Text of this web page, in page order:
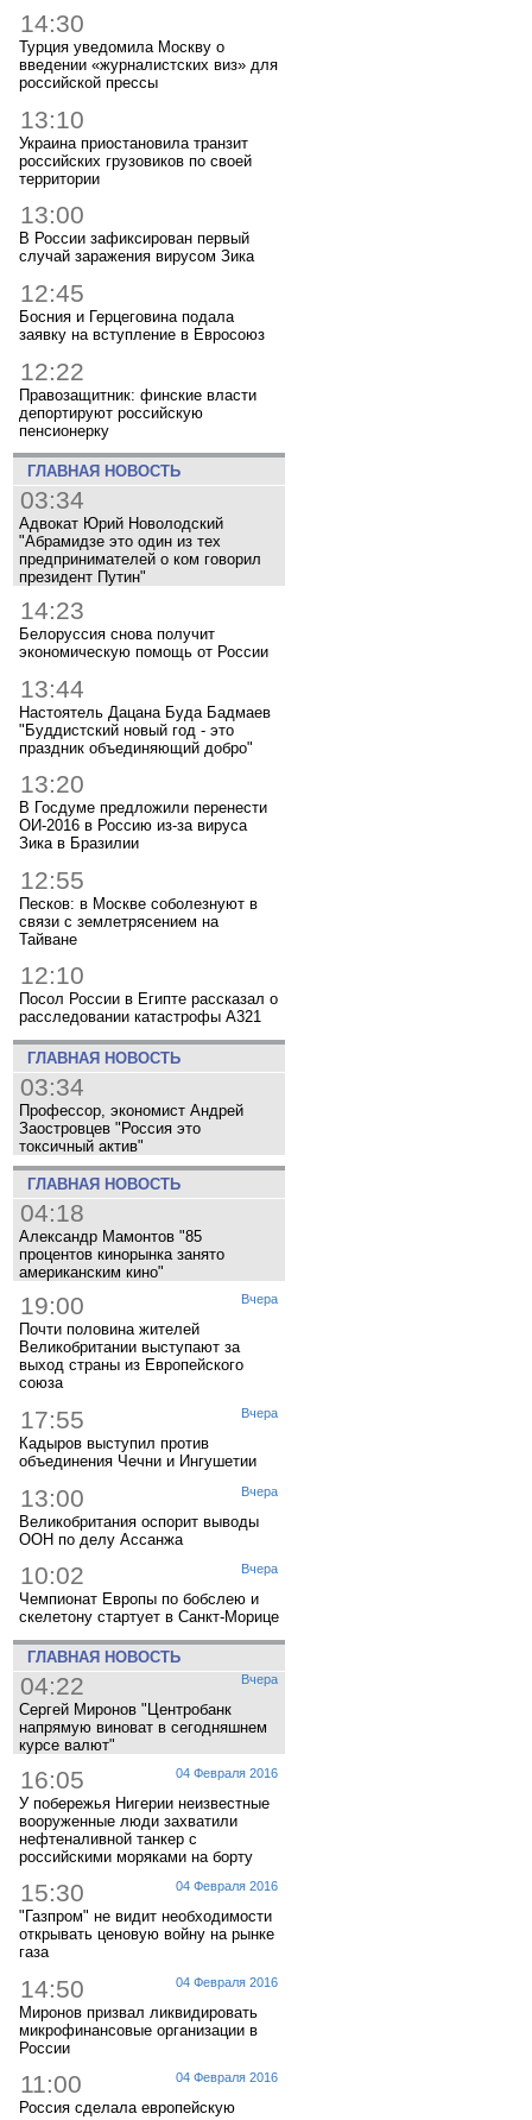
14:30
Турция уведомила Москву о
введении «журналистских виз» для
российской прессы
13:10
Украина приостановила транзит
российских грузовиков по своей
территории
13:00
В России зафиксирован первый
случай заражения вирусом Зика
12:45
Босния и Герцеговина подала
заявку на вступление в Евросоюз
12:22
Правозащитник: финские власти
депортируют российскую
пенсионерку
ГЛАВНАЯ НОВОСТЬ
03:34
Адвокат Юрий Новолодский
"Абрамидзе это один из тех
предпринимателей о ком говорил
президент Путин"
14:23
Белоруссия снова получит
экономическую помощь от России
13:44
Настоятель Дацана Буда Бадмаев
"Буддистский новый год - это
праздник объединяющий добро"
13:20
В Госдуме предложили перенести
ОИ-2016 в Россию из-за вируса
Зика в Бразилии
12:55
Песков: в Москве соболезнуют в
связи с землетрясением на
Тайване
12:10
Посол России в Египте рассказал о
расследовании катастрофы A321
ГЛАВНАЯ НОВОСТЬ
03:34
Профессор, экономист Андрей
Заостровцев "Россия это
токсичный актив"
ГЛАВНАЯ НОВОСТЬ
04:18
Александр Мамонтов "85
процентов кинорынка занято
американским кино"
Вчера
19:00
Почти половина жителей
Великобритании выступают за
выход страны из Европейского
союза
Вчера
17:55
Кадыров выступил против
объединения Чечни и Ингушетии
Вчера
13:00
Великобритания оспорит выводы
ООН по делу Ассанжа
Вчера
10:02
Чемпионат Европы по бобслею и
скелетону стартует в Санкт-Морице
ГЛАВНАЯ НОВОСТЬ
Вчера
04:22
Сергей Миронов "Центробанк
напрямую виноват в сегодняшнем
курсе валют"
04 Февраля 2016
16:05
У побережья Нигерии неизвестные
вооруженные люди захватили
нефтеналивной танкер с
российскими моряками на борту
04 Февраля 2016
15:30
"Газпром" не видит необходимости
открывать ценовую войну на рынке
газа
04 Февраля 2016
14:50
Миронов призвал ликвидировать
микрофинансовые организации в
России
04 Февраля 2016
11:00
Россия сделала европейскую